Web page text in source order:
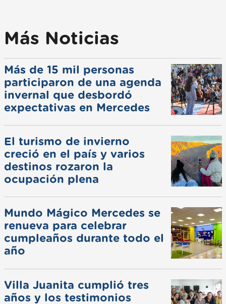
Más Noticias
Más de 15 mil personas
participaron de una agenda
invernal que desbordó
expectativas en Mercedes
El turismo de invierno
creció en el país y varios
destinos rozaron la
ocupación plena
Mundo Mágico Mercedes se
renueva para celebrar
cumpleaños durante todo el
año
Villa Juanita cumplió tres
años y los testimonios